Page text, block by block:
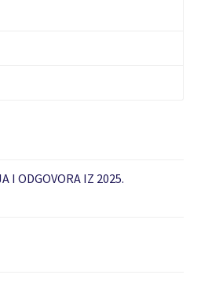
I ODGOVORA IZ 2025.